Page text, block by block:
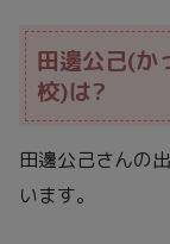
田邊公己(
校)は?
田邊公己さんの
います。